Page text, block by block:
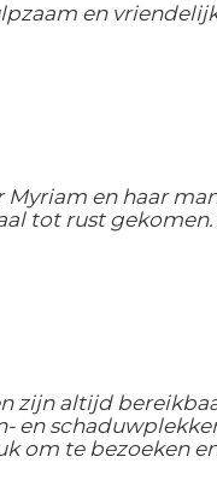
en
en haar
tot rust gekomen.
zijn altijd
en
om te bezoeken